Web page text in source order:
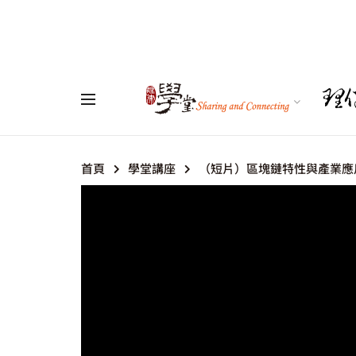
首頁 學堂講座 （短片）區塊鏈特性與產業